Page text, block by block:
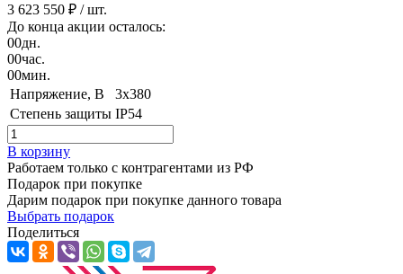
3 623 550 ₽ / шт.
До конца акции осталось:
00дн.
00час.
00мин.
Напряжение, B
3x380
Степень защиты IP54
В корзину
Работаем только с контрагентами из РФ
Подарок при покупке
Дарим подарок при покупке данного товара
Выбрать подарок
Поделиться